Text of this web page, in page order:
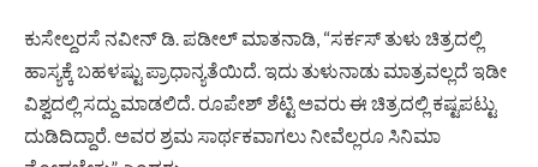
ಕುಸೇಲ್ದರಸೆ ನವೀನ್ ಡಿ. ಪಡೀಲ್ ಮಾತನಾಡಿ, “ಸರ್ಕಸ್ ತುಳು ಚಿತ್ರದಲ್ಲಿ
ಹಾಸ್ಯಕ್ಕೆ ಬಹಳಷ್ಟು ಪ್ರಾಧಾನ್ಯತೆಯಿದೆ. ಇದು ತುಳುನಾಡು ಮಾತ್ರವಲ್ಲದೆ ಇಡೀ
ವಿಶ್ವದಲ್ಲಿ ಸದ್ದು ಮಾಡಲಿದೆ. ರೂಪೇಶ್ ಶೆಟ್ಟಿ ಅವರು ಈ ಚಿತ್ರದಲ್ಲಿ ಕಷ್ಟಪಟ್ಟು
ದುಡಿದಿದ್ದಾರೆ. ಅವರ ಶ್ರಮ ಸಾರ್ಥಕವಾಗಲು ನೀವೆಲ್ಲರೂ ಸಿನಿಮಾ